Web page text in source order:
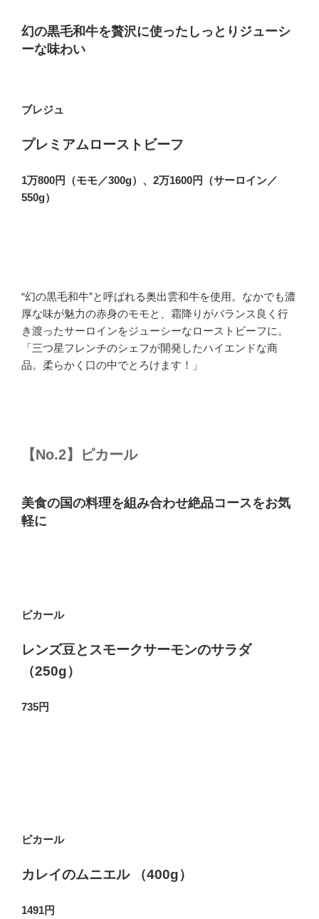
幻の黒毛和牛を贅沢に使ったしっとりジューシ
ーな味わい
ブレジュ
プレミアムローストビーフ
1万800円（モモ／300g）、2万1600円（サーロイン／
550g）
“幻の黒毛和牛”と呼ばれる奥出雲和牛を使用。なかでも濃
厚な味が魅力の赤身のモモと、霜降りがバランス良く行
き渡ったサーロインをジューシーなローストビーフに。
「三つ星フレンチのシェフが開発したハイエンドな商
品。柔らかく口の中でとろけます！」
【No.2】ピカール
美食の国の料理を組み合わせ絶品コースをお気
軽に
ピカール
レンズ豆とスモークサーモンのサラダ
（250g）
735円
ピカール
カレイのムニエル （400g）
1491円